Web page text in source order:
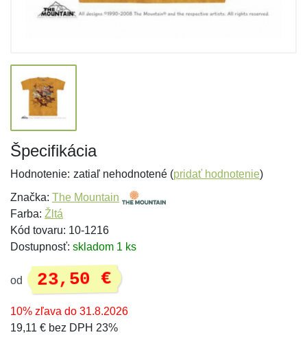
Špecifikácia
Hodnotenie: zatiaľ nehodnotené (pridať hodnotenie)
Značka: The Mountain
Farba: Žltá
Kód tovaru: 10-1216
Dostupnosť: skladom 1 ks
od 23,50 €
10% zľava do 31.8.2026
19,11 € bez DPH 23%